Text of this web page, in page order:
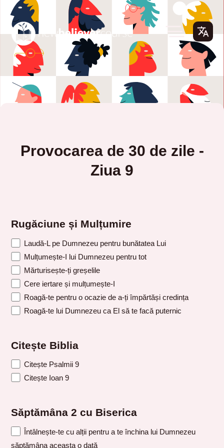
Provocarea de 30 de zile -
Ziua 9
Rugăciune și Mulțumire
Laudă-L pe Dumnezeu pentru bunătatea Lui
Mulțumește-I lui Dumnezeu pentru tot
Mărturisește-ți greșelile
Cere iertare și mulțumește-I
Roagă-te pentru o ocazie de a-ți împărtăși credința
Roagă-te lui Dumnezeu ca El să te facă puternic
Citește Biblia
Citește Psalmii 9
Citește Ioan 9
Săptămâna 2 cu Biserica
Întâlnește-te cu alții pentru a te închina lui Dumnezeu
săptămâna aceasta o dată